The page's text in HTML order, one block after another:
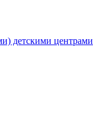
детскими центрами